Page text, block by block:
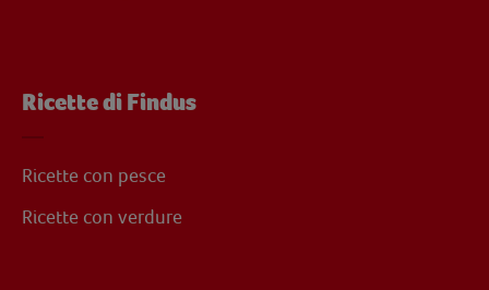
Ricette di Findus
Ricette con pesce
Ricette con verdure